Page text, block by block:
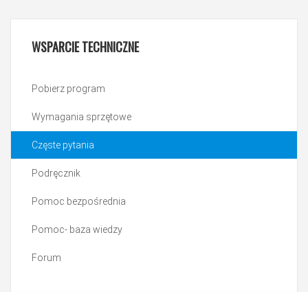
WSPARCIETECHNICZNE
Pobierz program
Wymagania sprzętowe
Częste pytania
Podręcznik
Pomoc bezpośrednia
Pomoc- baza wiedzy
Forum